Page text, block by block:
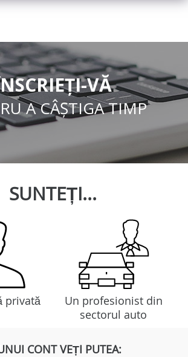
VĂ
A CÂȘTIGA TIMP
SUNTEȚI...
privată
Un profesionist din
sectorul auto
CONT VEȚI PUTEA: